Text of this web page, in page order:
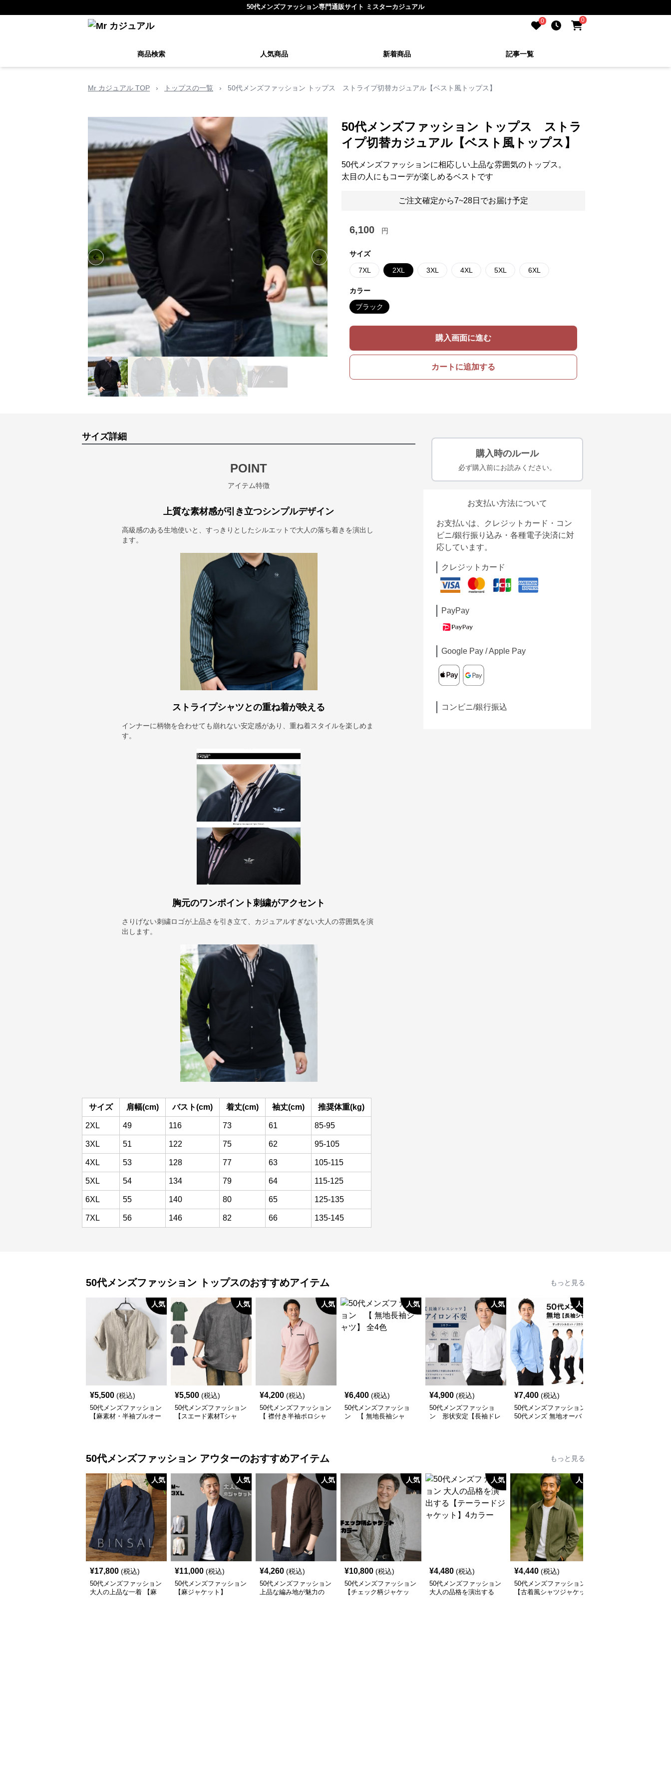
50代メンズファッション専門通販サイト ミスターカジュアル
0 0
商品検索 人気商品 新着商品 記事一覧
Mr カジュアル TOP › トップスの一覧 › 50代メンズファッション トップス ストライプ切替カジュアル【ベスト風トップス】
Previous slide Next slide
50代メンズファッション トップス ストラ
イプ切替カジュアル【ベスト風トップス】
50代メンズファッションに相応しい上品な雰囲気のトップス。
太目の人にもコーデが楽しめるベストです
ご注文確定から7~28日でお届け予定
6,100 円
サイズ
7XL 2XL 3XL 4XL 5XL 6XL
カラー
ブラック
購入画面に進む
カートに追加する
サイズ詳細
POINT
アイテム特徴
上質な素材感が引き立つシンプルデザイン
高級感のある生地使いと、すっきりとしたシルエットで大人の落ち着きを演出し
ます。
ストライプシャツとの重ね着が映える
インナーに柄物を合わせても崩れない安定感があり、重ね着スタイルを楽しめま
す。
胸元のワンポイント刺繍がアクセント
さりげない刺繍ロゴが上品さを引き立て、カジュアルすぎない大人の雰囲気を演
出します。
サイズ 肩幅(cm) バスト(cm) 着丈(cm) 袖丈(cm) 推奨体重(kg)
2XL 49 116 73 61 85-95
3XL 51 122 75 62 95-105
4XL 53 128 77 63 105-115
5XL 54 134 79 64 115-125
6XL 55 140 80 65 125-135
7XL 56 146 82 66 135-145
購入時のルール
必ず購入前にお読みください。
お支払い方法について
お支払いは、クレジットカード・コン
ビニ/銀行振り込み・各種電子決済に対
応しています。
クレジットカード
PayPay
Google Pay / Apple Pay
コンビニ/銀行振込
50代メンズファッション トップスのおすすめアイテム もっと見る
人気
¥5,500 (税込)
50代メンズファッション
【麻素材・半袖プルオー
人気
¥5,500 (税込)
50代メンズファッション
【スエード素材Tシャ
人気
¥4,200 (税込)
50代メンズファッション
【 襟付き半袖ポロシャ
人気
¥6,400 (税込)
50代メンズファッショ
ン 【 無地長袖シャ
人気
¥4,900 (税込)
50代メンズファッショ
ン 形状安定【長袖ドレ
人気
¥7,400 (税込)
50代メンズファッション
50代メンズ 無地オーバ
50代メンズファッション アウターのおすすめアイテム もっと見る
人気
¥17,800 (税込)
50代メンズファッション
大人の上品な一着 【麻
人気
¥11,000 (税込)
50代メンズファッション
【麻ジャケット】
人気
¥4,260 (税込)
50代メンズファッション
上品な編み地が魅力の
人気
¥10,800 (税込)
50代メンズファッション
【チェック柄ジャケッ
人気
¥4,480 (税込)
50代メンズファッション
大人の品格を演出する
人気
¥4,440 (税込)
50代メンズファッション
【古着風シャツジャケッ